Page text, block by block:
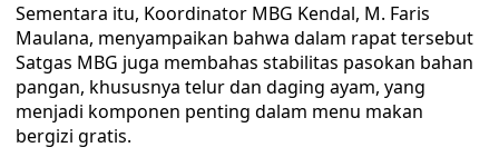
Sementara itu, Koordinator MBG Kendal, M. Faris
Maulana, menyampaikan bahwa dalam rapat tersebut
Satgas MBG juga membahas stabilitas pasokan bahan
pangan, khususnya telur dan daging ayam, yang
menjadi komponen penting dalam menu makan
bergizi gratis.